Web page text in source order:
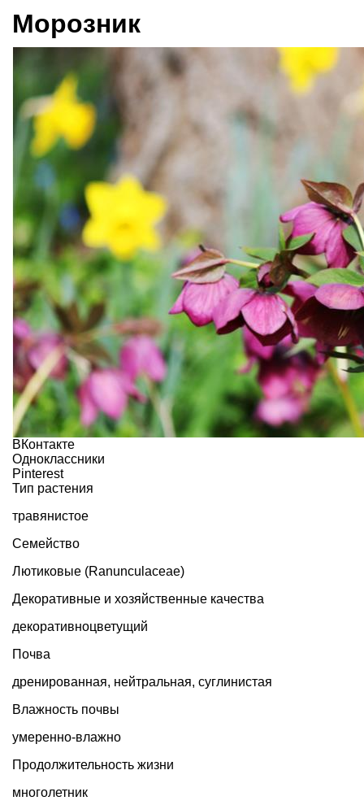
Морозник
ВКонтакте
Одноклассники
Pinterest
Тип растения
травянистое
Семейство
Лютиковые (Ranunculaceae)
Декоративные и хозяйственные качества
декоративноцветущий
Почва
дренированная, нейтральная, суглинистая
Влажность почвы
умеренно-влажно
Продолжительность жизни
многолетник